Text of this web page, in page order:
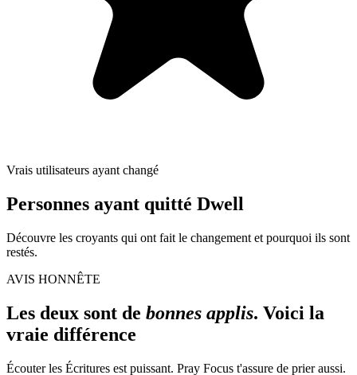
Vrais utilisateurs ayant changé
Personnes ayant quitté Dwell
Découvre les croyants qui ont fait le changement et pourquoi ils sont
restés.
AVIS HONNÊTE
Les deux sont de bonnes applis. Voici la
vraie différence
Écouter les Écritures est puissant. Pray Focus t'assure de prier aussi.